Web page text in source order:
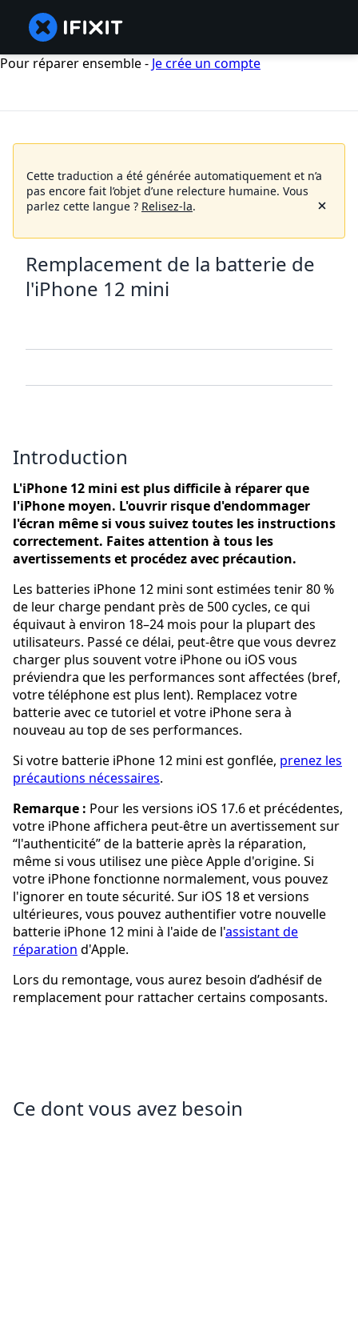
Pour réparer ensemble - Je crée un compte
Cette traduction a été générée automatiquement et n’a
pas encore fait l’objet d’une relecture humaine. Vous
parlez cette langue ? Relisez-la.
Remplacement de la batterie de
l'iPhone 12 mini
Introduction
L'iPhone 12 mini est plus difficile à réparer que
l'iPhone moyen. L'ouvrir risque d'endommager
l'écran même si vous suivez toutes les instructions
correctement. Faites attention à tous les
avertissements et procédez avec précaution.
Les batteries iPhone 12 mini sont estimées tenir 80 %
de leur charge pendant près de 500 cycles, ce qui
équivaut à environ 18–24 mois pour la plupart des
utilisateurs. Passé ce délai, peut-être que vous devrez
charger plus souvent votre iPhone ou iOS vous
préviendra que les performances sont affectées (bref,
votre téléphone est plus lent). Remplacez votre
batterie avec ce tutoriel et votre iPhone sera à
nouveau au top de ses performances.
Si votre batterie iPhone 12 mini est gonflée, prenez les
précautions nécessaires.
Remarque : Pour les versions iOS 17.6 et précédentes,
votre iPhone affichera peut-être un avertissement sur
“l'authenticité” de la batterie après la réparation,
même si vous utilisez une pièce Apple d'origine. Si
votre iPhone fonctionne normalement, vous pouvez
l'ignorer en toute sécurité. Sur iOS 18 et versions
ultérieures, vous pouvez authentifier votre nouvelle
batterie iPhone 12 mini à l'aide de l'assistant de
réparation d'Apple.
Lors du remontage, vous aurez besoin d’adhésif de
remplacement pour rattacher certains composants.
Ce dont vous avez besoin